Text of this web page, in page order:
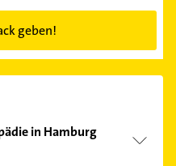
geben!
in Hamburg